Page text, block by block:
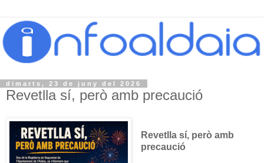
dimarts, 23 de juny del 2026
Revetlla sí, però amb precaució
Revetlla sí, però amb
precaució